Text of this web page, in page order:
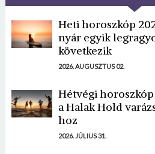
Heti horoszkóp
nyár egyik
következik
2026. AUGUSZTUS 02.
Hétvégi horoszkóp
a Halak Hold
hoz
2026. JÚLIUS 31.